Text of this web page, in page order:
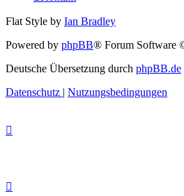
Flat Style by Ian Bradley
Powered by phpBB® Forum Software
Deutsche Übersetzung durch phpBB.de
Datenschutz | Nutzungsbedingungen